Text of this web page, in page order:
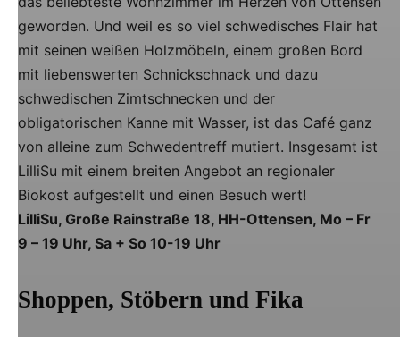
geworden. Und weil es so viel schwedisches Flair hat
mit seinen weißen Holzmöbeln, einem großen Bord
mit liebenswerten Schnickschnack und dazu
schwedischen Zimtschnecken und der
obligatorischen Kanne mit Wasser, ist das Café ganz
von alleine zum Schwedentreff mutiert. Insgesamt ist
LilliSu mit einem breiten Angebot an regionaler
Biokost aufgestellt und einen Besuch wert!
LilliSu, Große Rainstraße 18, HH-Ottensen, Mo – Fr
9 – 19 Uhr, Sa + So 10-19 Uhr
Shoppen, Stöbern und Fika